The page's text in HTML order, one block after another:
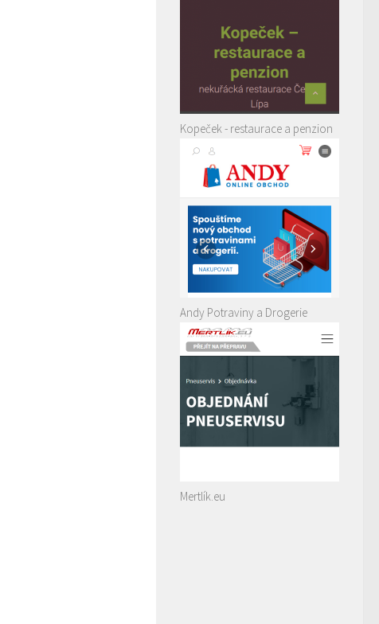
Kopeček - restaurace a penzion
Andy Potraviny a Drogerie
Mertlík.eu